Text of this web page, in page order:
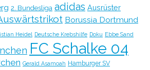
2. Bundesliga adidas Ausrüster
Borussia Dortmund
Heidel Deutsche Krebshilfe Doku Ebbe Sand
FC Schalke 04
Gerald Asamoah Hamburger SV